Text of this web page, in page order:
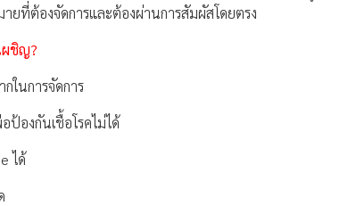
ายที่ต้องจัดการและต้องผ่านการสัมผัสโดยตรง
ผชิญ?
ในการจัดการ
ป้องกันเชื้อโรคไม่ได้
ได้